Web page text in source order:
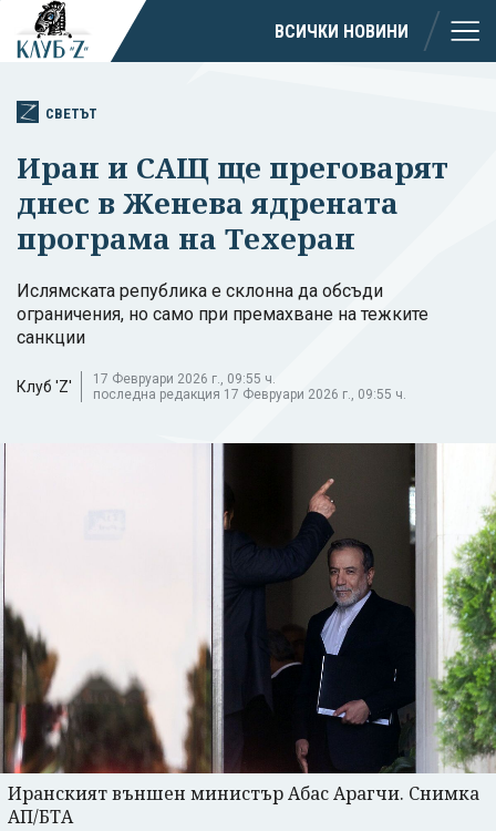
ВСИЧКИ НОВИНИ
СВЕТЪТ
Иран и САЩ ще преговарят
днес в Женева ядрената
програма на Техеран
Ислямската република е склонна да обсъди
ограничения, но само при премахване на тежките
санкции
Клуб 'Z'
17 Февруари 2026 г., 09:55 ч.
последна редакция 17 Февруари 2026 г., 09:55 ч.
Иранският външен министър Абас Арагчи. Снимка
АП/БТА